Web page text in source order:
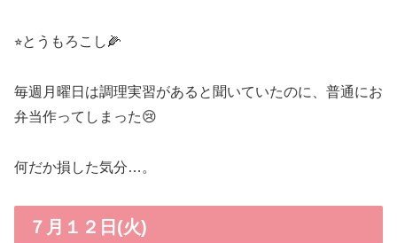
⭐︎とうもろこし🌽
毎週月曜日は調理実習があると聞いていたのに、普通にお
弁当作ってしまった😢
何だか損した気分…。
７月１２日(火)